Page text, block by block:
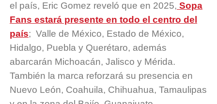
el país, Eric Gomez reveló que en 2025, Sopa
Fans estará presente en todo el centro del
país; Valle de México, Estado de México,
Hidalgo, Puebla y Querétaro, además
abarcarán Michoacán, Jalisco y Mérida.
También la marca reforzará su presencia en
Nuevo León, Coahuila, Chihuahua, Tamaulipas